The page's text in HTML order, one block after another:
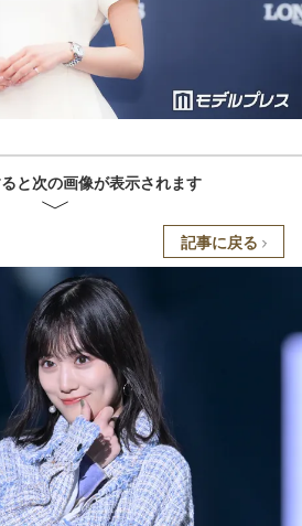
と次の画像が表示されます
記事に戻る